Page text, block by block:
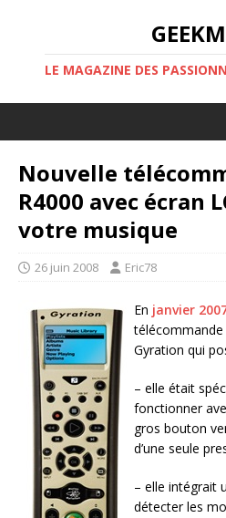
LE MAGAZINE DES
Nouvelle
R4000 avec écran
votre musique
26 juin 2008 Eric78
En janvier
Gyration qui
– elle était
fonctionner
gros bouton
d’une seule
– elle intégrait
détecter les